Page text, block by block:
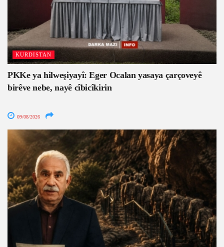
KURDISTAN
PKKe ya hilweşiyayî: Eger Ocalan yasaya çarçoveyê
birêve nebe, nayê cîbicîkirin
09/08/2026